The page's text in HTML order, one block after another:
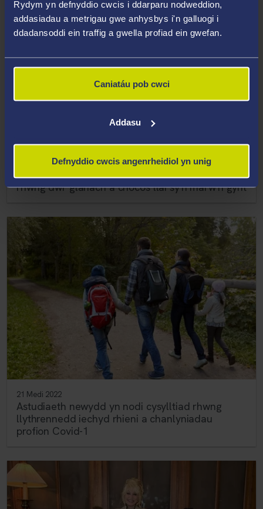
Rydym yn defnyddio cwcis i ddarparu nodweddion,
addasiadau a metrigau gwe anhysbys i'n galluogi i
ddadansoddi ein traffig a gwella profiad ein gwefan.
Caniatáu pob cwci
Addasu
Defnyddio cwcis angenrheidiol yn unig
22 Medi 2022
Ymchwil i Gilfach Tywyn yn datgelu cysylltiad
rhwng dŵr glanach a chocos llai sy'n marw'n gynt
21 Medi 2022
Astudiaeth newydd yn nodi cysylltiad rhwng
llythrennedd iechyd rhieni a chanlyniadau
profion Covid-1